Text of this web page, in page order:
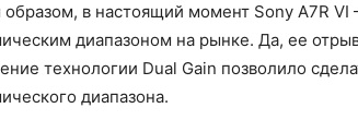
образом, в настоящий момент Sony A7R
диапазоном на рынке. Да, ее
технологии Dual Gain позволило
диапазона.